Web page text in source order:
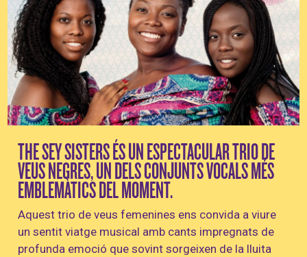
THE SEY SISTERS ÉS UN ESPECTACULAR TRIO DE
VEUS NEGRES, UN DELS CONJUNTS VOCALS MÉS
EMBLEMÀTICS DEL MOMENT.
Aquest trio de veus femenines ens convida a viure
un sentit viatge musical amb cants impregnats de
profunda emoció que sovint sorgeixen de la lluita